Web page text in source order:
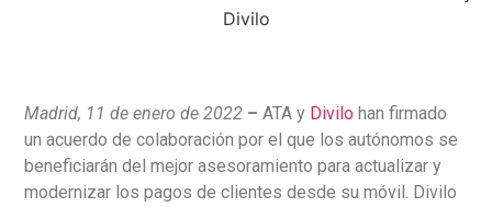
Madrid, 11 de enero de 2022 – ATA y Divilo han firmado
un acuerdo de colaboración por el que los autónomos se
beneficiarán del mejor asesoramiento para actualizar y
modernizar los pagos de clientes desde su móvil. Divilo